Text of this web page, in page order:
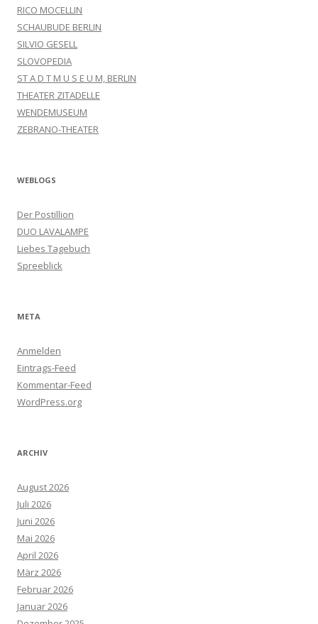
RICO MOCELLIN
SCHAUBUDE BERLIN
SILVIO GESELL
SLOVOPEDIA
ST A D T M U S E U M, BERLIN
THEATER ZITADELLE
WENDEMUSEUM
ZEBRANO-THEATER
WEBLOGS
Der Postillion
DUO LAVALAMPE
Liebes Tagebuch
Spreeblick
META
Anmelden
Eintrags-Feed
Kommentar-Feed
WordPress.org
ARCHIV
August 2026
Juli 2026
Juni 2026
Mai 2026
April 2026
März 2026
Februar 2026
Januar 2026